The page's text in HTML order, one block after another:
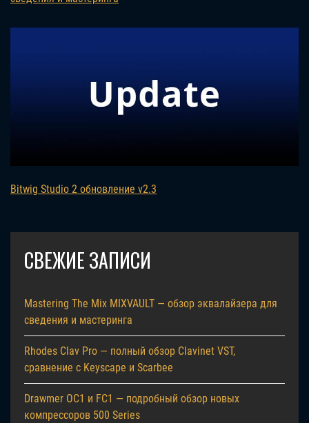
Bitwig Studio 2 обновление v2.3
СВЕЖИЕ ЗАПИСИ
Mastering The Mix MIXVAULT — обзор эквалайзера для
сведения и мастеринга
Rhodes Clav Pro — полный обзор Clavinet VST,
сравнение с Keyscape и Scarbee
Drawmer OC1 и FC1 — подробный обзор новых
компрессоров 500 Series